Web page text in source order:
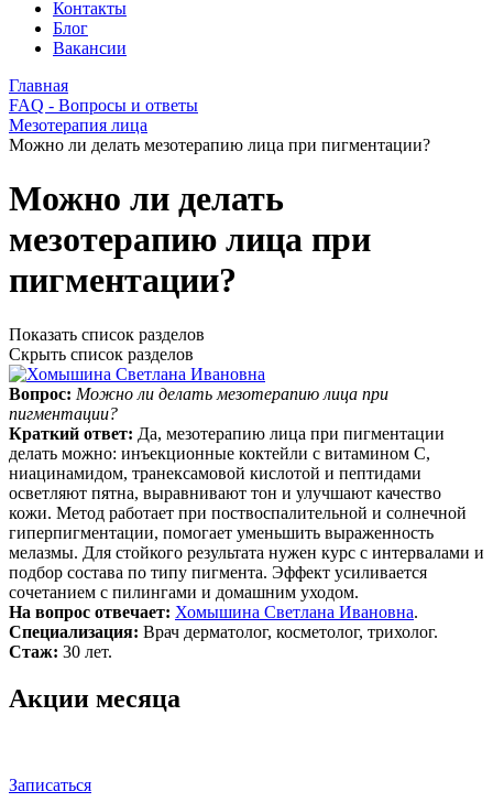
Контакты
Блог
Вакансии
Главная
FAQ - Вопросы и ответы
Мезотерапия лица
Можно ли делать мезотерапию лица при пигментации?
Можно ли делать
мезотерапию лица при
пигментации?
Показать список разделов
Скрыть список разделов
Вопрос: Можно ли делать мезотерапию лица при
пигментации?
Краткий ответ: Да, мезотерапию лица при пигментации
делать можно: инъекционные коктейли с витамином C,
ниацинамидом, транексамовой кислотой и пептидами
осветляют пятна, выравнивают тон и улучшают качество
кожи. Метод работает при поствоспалительной и солнечной
гиперпигментации, помогает уменьшить выраженность
мелазмы. Для стойкого результата нужен курс с интервалами и
подбор состава по типу пигмента. Эффект усиливается
сочетанием с пилингами и домашним уходом.
На вопрос отвечает: Хомышина Светлана Ивановна.
Специализация: Врач дерматолог, косметолог, трихолог.
Стаж: 30 лет.
Акции месяца
Записаться